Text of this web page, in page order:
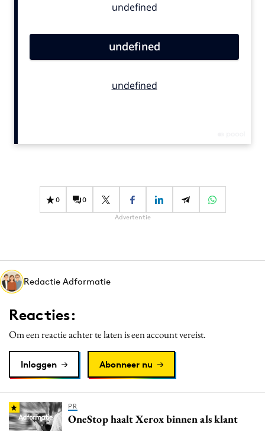
Contentmarketing
Effectiviteit
Gedragsverandering
Martech
Media
Merkstrategie
Programmatic
Purpose Marketing
Reputatie & crisis
0 0
Advertentie
Redactie Adformatie
Reacties:
Om een reactie achter te laten is een account vereist.
Inloggen Abonneer nu
PR
OneStop haalt Xerox binnen als klant